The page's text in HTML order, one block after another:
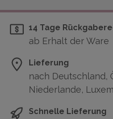
14 Tage
ab Erhalt der Ware
Lieferung
nach Deutschland,
Niederlande,
Schnelle Lieferung